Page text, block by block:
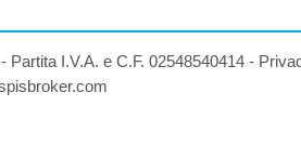
I.V.A. e C.F. 02548540414 -